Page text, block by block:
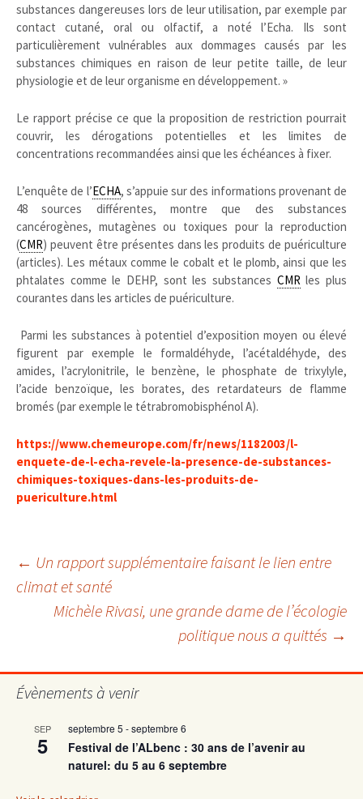
substances dangereuses lors de leur utilisation, par exemple par
contact cutané, oral ou olfactif, a noté l’Echa. Ils sont
particulièrement vulnérables aux dommages causés par les
substances chimiques en raison de leur petite taille, de leur
physiologie et de leur organisme en développement. »
Le rapport précise ce que la proposition de restriction pourrait
couvrir, les dérogations potentielles et les limites de
concentrations recommandées ainsi que les échéances à fixer.
L’enquête de l’ECHA, s’appuie sur des informations provenant de
48 sources différentes, montre que des substances
cancérogènes, mutagènes ou toxiques pour la reproduction
(CMR) peuvent être présentes dans les produits de puériculture
(articles). Les métaux comme le cobalt et le plomb, ainsi que les
phtalates comme le DEHP, sont les substances CMRles plus
courantes dans les articles de puériculture.
Parmi les substances à potentiel d’exposition moyen ou élevé
figurent par exemple le formaldéhyde, l’acétaldéhyde, des
amides, l’acrylonitrile, le benzène, le phosphate de trixylyle,
l’acide benzoïque, les borates, des retardateurs de flamme
bromés (par exemple le tétrabromobisphénol A).
https://www.chemeurope.com/fr/news/1182003/l-
enquete-de-l-echa-revele-la-presence-de-substances-
chimiques-toxiques-dans-les-produits-de-
puericulture.html
Navigation
des
articles
← Un rapport supplémentaire faisant le lien entre
climat et santé
Michèle Rivasi, une grande dame de l’écologie
politique nous a quittés →
Évènements à venir
SEP
5
septembre 5 -septembre 6
Festival de l’ALbenc : 30 ans de l’avenir au
naturel: du 5 au 6 septembre